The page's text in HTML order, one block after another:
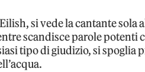
si vede la cantante sola
scandisce parole potenti
tipo di giudizio, si spoglia